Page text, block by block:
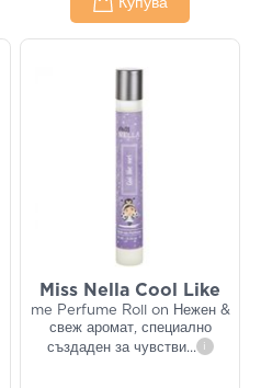
Купува
Miss Nella Cool Like
me Perfume Roll on Нежен &
свеж аромат, специално
създаден за чувстви... i